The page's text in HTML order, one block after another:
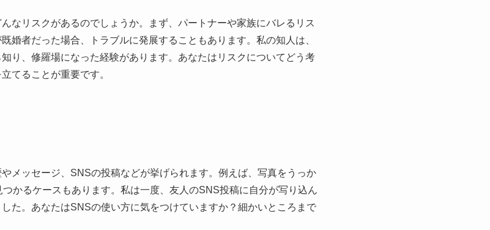
なリスクがあるのでしょうか。まず、パートナーや家族にバレるリス
婚者だった場合、トラブルに発展することもあります。私の知人は、
り、修羅場になった経験があります。あなたはリスクについてどう考
てることが重要です。
メッセージ、SNSの投稿などが挙げられます。例えば、写真をうっか
かるケースもあります。私は一度、友人のSNS投稿に自分が写り込ん
た。あなたはSNSの使い方に気をつけていますか？細かいところまで